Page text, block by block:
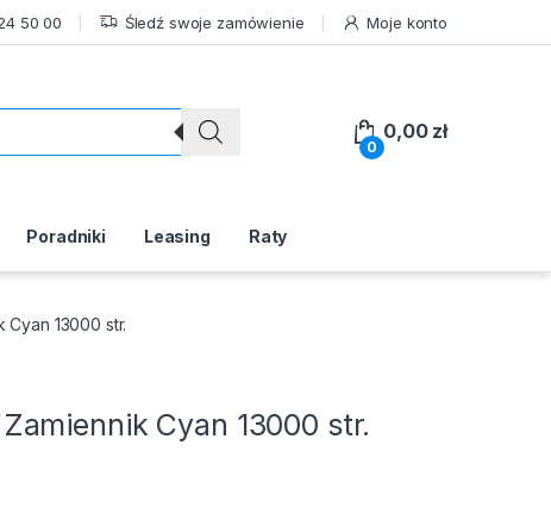
50 00 Śledź swoje zamówienie Moje konto
0
0,00 zł
Poradniki Leasing Raty
Cyan 13000 str.
Cyan 13000 str.